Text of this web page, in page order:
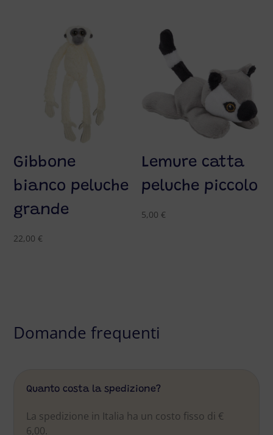
Gibbone
bianco peluche
grande
22,00€
Lemure catta
peluche piccolo
5,00€
Domande frequenti
Quanto costa la spedizione?
La spedizione in Italia ha un costo fisso di €
6,00.